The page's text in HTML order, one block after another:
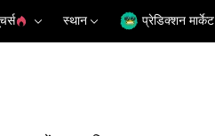
स्थान प्रेडिक्शन मार्केट